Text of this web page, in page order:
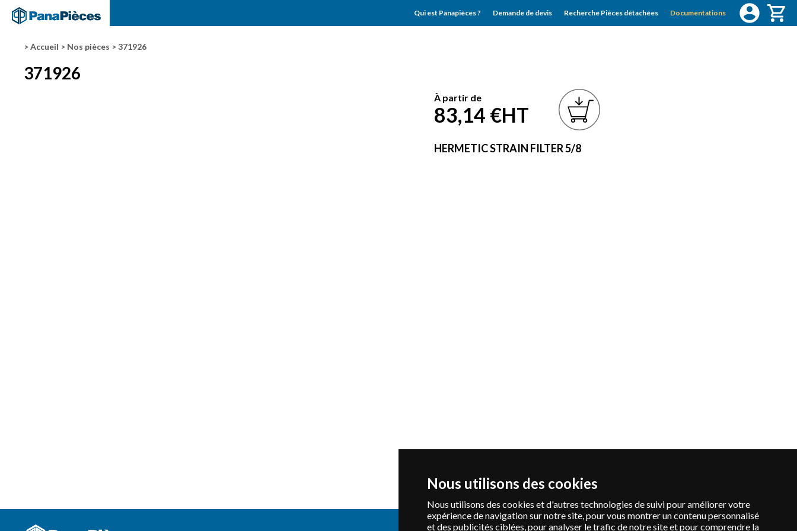
Nous utilisons des cookies
Nous utilisons des cookies et d'autres technologies de suivi pour améliorer votre
expérience de navigation sur notre site, pour vous montrer un contenu personnalisé
et des publicités ciblées, pour analyser le trafic de notre site et pour comprendre la
Qui est Panapièces ? Demande de devis Recherche Pièces détachées Documentations
> Accueil > Nos pièces > 371926
371926
À partir de
83,14 €HT
HERMETIC STRAIN FILTER 5/8